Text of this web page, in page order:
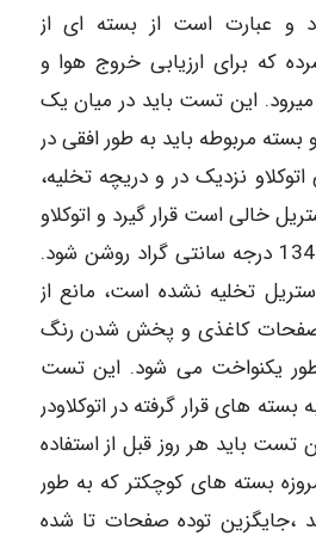
و عبارت است از بسته ای از
که برای ارزیابی خروج هوا و
میرود. این تست باید در میان یک
بسته مربوطه باید به طور افقی در
نزدیک در و دریچه تخلیه،
خالی است قرار گیرد و اتوکلاو
به مدت 3.5 دقیقه در 134 درجه سانتی گراد روشن شود.
تخلیه نشده است، مانع از
صفحات کاغذی و پخش شدن رنگ
یکنواخت می شود. این تست
های قرار گرفته در اتوکلاودر
باید هر روز قبل از استفاده
بسته های کوچکتر که به طور
،جایگزین توده صفحات تا شده